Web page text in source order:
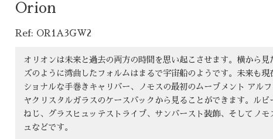
Orion
Ref: OR1A3GW2
オリオンは未来と過去の両方の時間を思い起こさせます。横から見
ズのように湾曲したフォルムはまるで宇宙船のようです。未来も現
ショナルな手巻きキャリバー、ノモスの最初のムーブメント アルフ
ヤクリスタルガラスのケースバックから見ることができます。ルビ
ねじ、グラスヒュッテストライプ、サンバースト装飾、そしてノモ
ュなどです。